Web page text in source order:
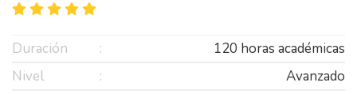
Duración
120 horas académicas
Nivel
Avanzado